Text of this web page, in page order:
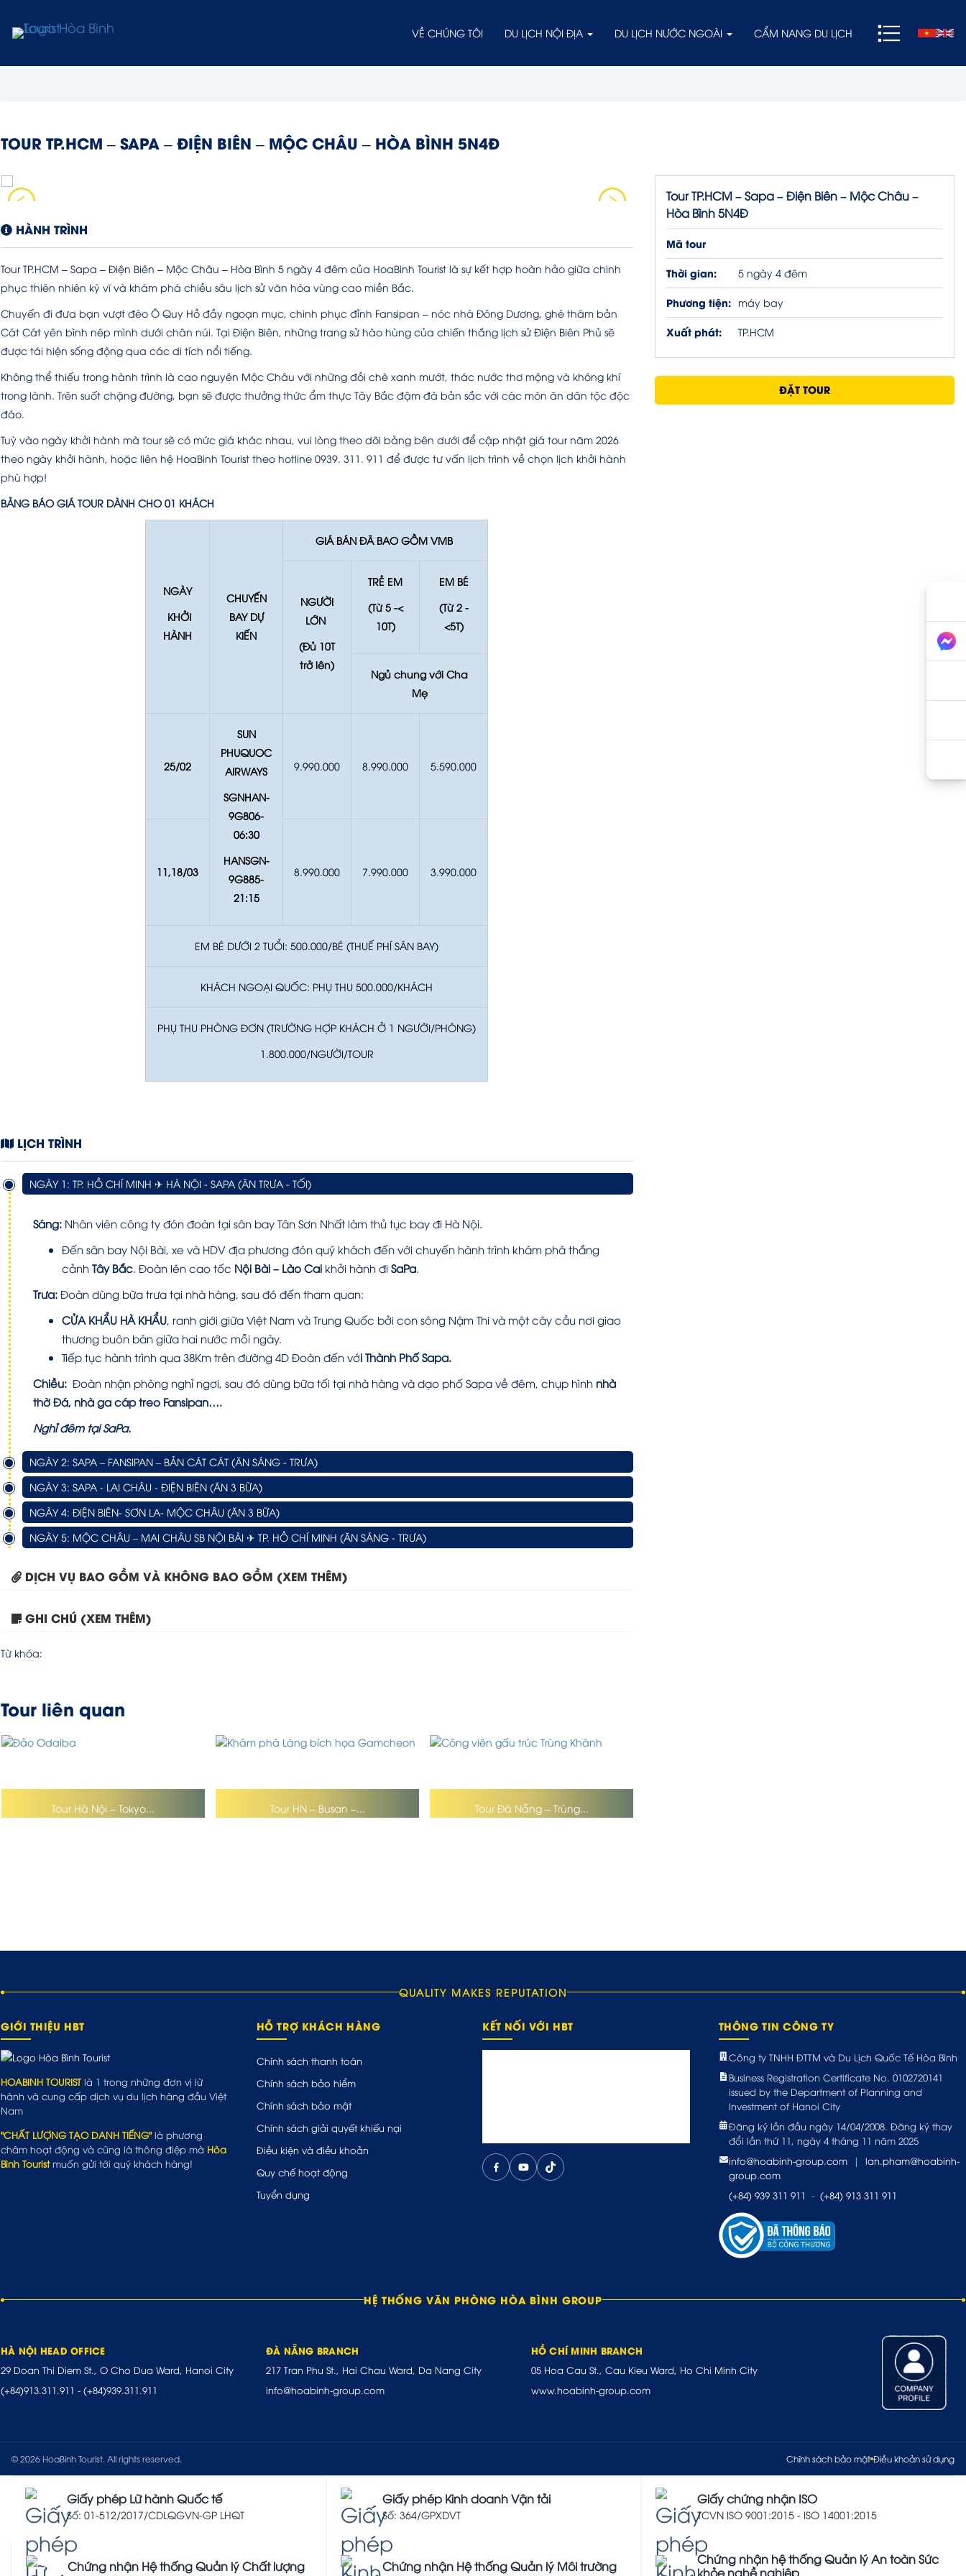
VỀ CHÚNG TÔI DU LỊCH NỘI ĐỊA DU LỊCH NƯỚC NGOÀI CẨM NANG DU LỊCH
TOUR TP.HCM – SAPA – ĐIỆN BIÊN – MỘC CHÂU – HÒA BÌNH 5N4Đ
HÀNH TRÌNH
Tour TP.HCM – Sapa – Điện Biên – Mộc Châu – Hòa Bình 5 ngày 4 đêm của HoaBinh Tourist là sự kết hợp hoàn hảo giữa chinh
phục thiên nhiên kỳ vĩ và khám phá chiều sâu lịch sử văn hóa vùng cao miền Bắc.
Chuyến đi đưa bạn vượt đèo Ô Quy Hồ đầy ngoạn mục, chinh phục đỉnh Fansipan – nóc nhà Đông Dương, ghé thăm bản
Cát Cát yên bình nép mình dưới chân núi. Tại Điện Biên, những trang sử hào hùng của chiến thắng lịch sử Điện Biên Phủ sẽ
được tái hiện sống động qua các di tích nổi tiếng.
Không thể thiếu trong hành trình là cao nguyên Mộc Châu với những đồi chè xanh mướt, thác nước thơ mộng và không khí
trong lành. Trên suốt chặng đường, bạn sẽ được thưởng thức ẩm thực Tây Bắc đậm đà bản sắc với các món ăn dân tộc độc
đáo.
Tuỳ vào ngày khởi hành mà tour sẽ có mức giá khác nhau, vui lòng theo dõi bảng bên dưới để cập nhật giá tour năm 2026
theo ngày khởi hành, hoặc liên hệ HoaBinh Tourist theo hotline 0939. 311. 911 để được tư vấn lịch trình về chọn lịch khởi hành
phù hợp!
BẢNG BÁO GIÁ TOUR DÀNH CHO 01 KHÁCH
NGÀY
KHỞI
HÀNH
CHUYẾN
BAY DỰ
KIẾN
GIÁ BÁN ĐÃ BAO GỒM VMB
NGƯỜI
LỚN
(Đủ 10T
trở lên)
TRẺ EM
(Từ 5 -<
10T)
EM BÉ
(Từ 2 -
<5T)
Ngủ chung với Cha
Mẹ
25/02
SUN
PHUQUOC
AIRWAYS
SGNHAN-
9G806-
06:30
HANSGN-
9G885-
21:15
9.990.000 8.990.000 5.590.000
11,18/03 8.990.000 7.990.000 3.990.000
EM BÉ DƯỚI 2 TUỔI: 500.000/BÉ (THUẾ PHÍ SÂN BAY)
KHÁCH NGOẠI QUỐC: PHỤ THU 500.000/KHÁCH
PHỤ THU PHÒNG ĐƠN (TRƯỜNG HỢP KHÁCH Ở 1 NGƯỜI/PHÒNG)
1.800.000/NGƯỜI/TOUR
LỊCH TRÌNH
NGÀY 1: TP. HỒ CHÍ MINH ✈ HÀ NỘI - SAPA (ĂN TRƯA - TỐI)
Sáng: Nhân viên công ty đón đoàn tại sân bay Tân Sơn Nhất làm thủ tục bay đi Hà Nội.
Đến sân bay Nội Bài, xe và HDV địa phương đón quý khách đến với chuyến hành trình khám phá thắng
cảnh Tây Bắc. Đoàn lên cao tốc Nội Bài – Lào Cai khởi hành đi SaPa.
Trưa: Đoàn dùng bữa trưa tại nhà hàng, sau đó đến tham quan:
CỬA KHẨU HÀ KHẨU, ranh giới giữa Việt Nam và Trung Quốc bởi con sông Nậm Thi và một cây cầu nơi giao
thương buôn bán giữa hai nước mỗi ngày.
Tiếp tục hành trình qua 38Km trên đường 4D Đoàn đến với Thành Phố Sapa.
Chiều: Đoàn nhận phòng nghỉ ngơi, sau đó dùng bữa tối tại nhà hàng và dạo phố Sapa về đêm, chụp hình nhà
thờ Đá, nhà ga cáp treo Fansipan….
Nghỉ đêm tại SaPa.
NGÀY 2: SAPA – FANSIPAN – BẢN CÁT CÁT (ĂN SÁNG - TRƯA)
NGÀY 3: SAPA - LAI CHÂU - ĐIỆN BIÊN (ĂN 3 BỮA)
NGÀY 4: ĐIỆN BIÊN- SƠN LA- MỘC CHÂU (ĂN 3 BỮA)
NGÀY 5: MỘC CHÂU – MAI CHÂU SB NỘI BÀI ✈ TP. HỒ CHÍ MINH (ĂN SÁNG - TRƯA)
DỊCH VỤ BAO GỒM VÀ KHÔNG BAO GỒM (XEM THÊM)
GHI CHÚ (XEM THÊM)
Từ khóa:
Tour liên quan
Tour Hà Nội – Tokyo... Tour HN – Busan –... Tour Đà Nẵng – Trùng...
Tour TP.HCM – Sapa – Điện Biên – Mộc Châu –
Hòa Bình 5N4Đ
Mã tour
Thời gian:
5 ngày 4 đêm
Phương tiện: máy bay
Xuất phát: TP.HCM
ĐẶT TOUR
QUALITY MAKES REPUTATION
GIỚI THIỆU HBT
HOABINH TOURIST là 1 trong những đơn vị lữ
hành và cung cấp dịch vụ du lịch hàng đầu Việt
Nam
"CHẤT LƯỢNG TẠO DANH TIẾNG" là phương
châm hoạt động và cũng là thông điệp mà Hòa
Bình Touristmuốn gửi tới quý khách hàng!
HỖ TRỢ KHÁCH HÀNG
Chính sách thanh toán
Chính sách bảo hiểm
Chính sách bảo mật
Chính sách giải quyết khiếu nại
Điều kiện và điều khoản
Quy chế hoạt động
Tuyển dụng
KẾT NỐI VỚI HBT THÔNG TIN CÔNG TY
Công ty TNHH ĐTTM và Du Lịch Quốc Tế Hòa Bình
Business Registration Certificate No. 0102720141
issued by the Department of Planning and
Investment of Hanoi City
Đăng ký lần đầu ngày 14/04/2008. Đăng ký thay
đổi lần thứ 11, ngày 4 tháng 11 năm 2025
info@hoabinh-group.com
|
lan.pham@hoabinh-
group.com
(+84) 939 311 911 - (+84) 913 311 911
HỆ THỐNG VĂN PHÒNG HÒA BÌNH GROUP
HÀ NỘI HEAD OFFICE
29 Doan Thi Diem St., O Cho Dua Ward, Hanoi City
(+84)913.311.911 - (+84)939.311.911
ĐÀ NẴNG BRANCH
217 Tran Phu St., Hai Chau Ward, Da Nang City
info@hoabinh-group.com
HỒ CHÍ MINH BRANCH
05 Hoa Cau St., Cau Kieu Ward, Ho Chi Minh City
www.hoabinh-group.com
© 2026 HoaBinh Tourist. All rights reserved. Chính sách bảo mật Điều khoản sử dụng
Giấy phép Lữ hành Quốc tế
Số: 01-512/2017/CDLQGVN-GP LHQT
Giấy phép Kinh doanh Vận tải
Số: 364/GPXDVT
Giấy chứng nhận ISO
TCVN ISO 9001:2015 - ISO 14001:2015
Chứng nhận Hệ thống Quản lý Chất lượng Chứng nhận Hệ thống Quản lý Môi trường
Chứng nhận hệ thống Quản lý An toàn Sức
khỏe nghề nghiệp